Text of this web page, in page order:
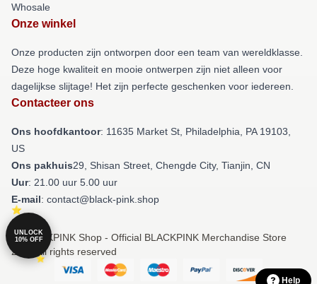
Whosale
Onze winkel
Onze producten zijn ontworpen door een team van wereldklasse.
Deze hoge kwaliteit en mooie ontwerpen zijn niet alleen voor
dagelijkse slijtage! Het zijn perfecte geschenken voor iedereen.
Contacteer ons
Ons hoofdkantoor: 11635 Market St, Philadelphia, PA 19103,
US
Ons pakhuis29, Shisan Street, Chengde City, Tianjin, CN
Uur: 21.00 uur 5.00 uur
E-mail: contact@black-pink.shop
© BLACKPINK Shop - Official BLACKPINK Merchandise Store
2026 all rights reserved
Help
UNLOCK
10% OFF